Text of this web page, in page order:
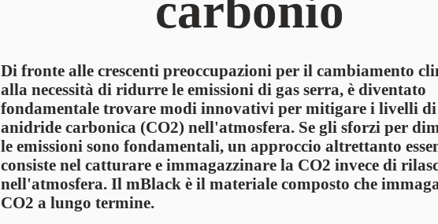
carbonio
Di fronte alle crescenti preoccupazioni per il cambiamento
alla necessità di ridurre le emissioni di gas serra, è diventato
fondamentale trovare modi innovativi per mitigare i livelli di
anidride carbonica (CO2) nell'atmosfera. Se gli sforzi per
le emissioni sono fondamentali, un approccio altrettanto
consiste nel catturare e immagazzinare la CO2 invece di
nell'atmosfera. Il mBlack è il materiale composto che
CO2 a lungo termine.